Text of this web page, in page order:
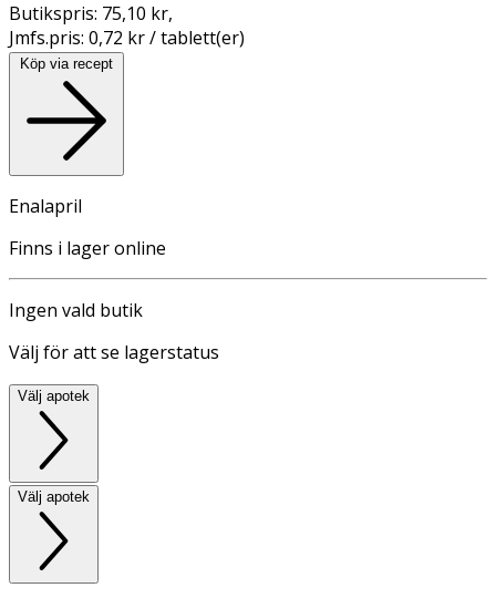
Butikspris: 75,10 kr,
Jmfs.pris: 0,72 kr / tablett(er)
Köp via recept
Enalapril
Finns i lager online
Ingen vald butik
Välj för att se lagerstatus
Välj apotek
Välj apotek